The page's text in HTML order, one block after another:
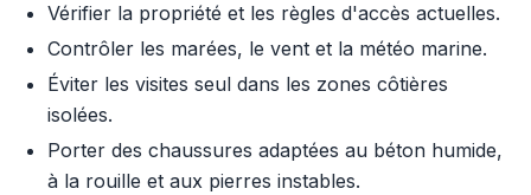
Vérifier la propriété et les règles d'accès actuelles.
Contrôler les marées, le vent et la météo marine.
Éviter les visites seul dans les zones côtières
isolées.
Porter des chaussures adaptées au béton humide,
à la rouille et aux pierres instables.